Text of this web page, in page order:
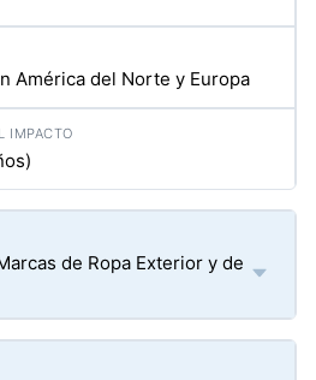
América del Norte y Europa
de Ropa Exterior y de